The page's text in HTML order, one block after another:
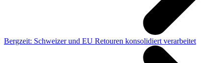
Bergzeit: Schweizer und EU Retouren konsolidiert verarbeitet